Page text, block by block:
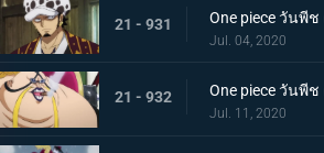
21 - 931
Jul. 04, 2020
21 - 932
Jul. 11, 2020